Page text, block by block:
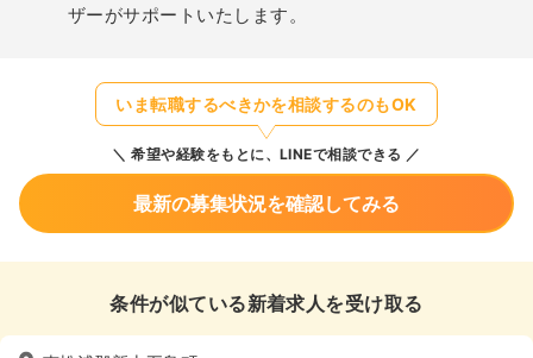
ザーがサポートいたします。
いま転職するべきかを相談するのもOK
希望や経験をもとに、LINEで相談できる
最新の募集状況を確認してみる
条件が似ている新着求人を受け取る